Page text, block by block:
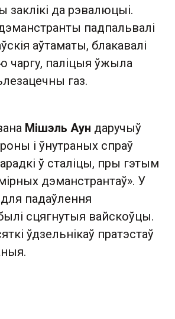
да рэвалюцыі.
падпальвалі
аўтаматы, блакавалі
чаргу, паліцыя ўжыла
газ.
Мішэль Аун даручыў
і ўнутраных спраў
ў сталіцы, пры гэтым
дэманстрантаў». У
падаўлення
сцягнутыя вайскоўцы.
ўдзельнікаў пратэстаў